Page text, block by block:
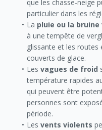
que les chasse-neige
particulier dans les
La pluie ou la
à une tempête de
glissante et les routes
couverts de glace.
Lesvagues de froid
température rapides
qui peuvent être
personnes sont
période.
Lesvents violents